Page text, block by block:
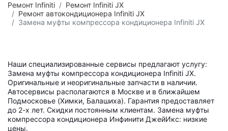
Ремонт Infiniti
Ремонт Infiniti JX
Ремонт автокондиционера Infiniti JX
Замена муфты компрессора кондиционера Infiniti JX
Наши специализированные сервисы предлагают услугу:
Замена муфты компрессора кондиционера Infiniti JX.
Оригинальные и неоригинальные запчасти в наличии.
Автосервисы располагаются в Москве и в ближайшем
Подмосковье (Химки, Балашиха). Гарантия предоставляет
до 2-х лет. Скидки постоянным клиентам. Замена муфты
компрессора кондиционера Инфинити ДжейИкс: низкие
цены.